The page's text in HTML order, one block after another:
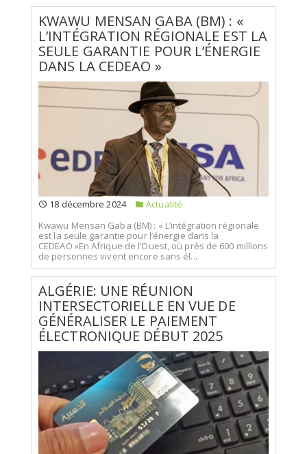
KWAWU MENSAN GABA (BM) : «
L’INTÉGRATION RÉGIONALE EST LA
SEULE GARANTIE POUR L’ÉNERGIE
DANS LA CEDEAO »
18 décembre 2024
Actualité
Kwawu Mensan Gaba (BM) : « L’intégration régionale
est la seule garantie pour l’énergie dans la
CEDEAO »En Afrique de l’Ouest, où près de 600 millions
de personnes vivent encore sans él...
ALGÉRIE: UNE RÉUNION
INTERSECTORIELLE EN VUE DE
GÉNÉRALISER LE PAIEMENT
ÉLECTRONIQUE DÉBUT 2025